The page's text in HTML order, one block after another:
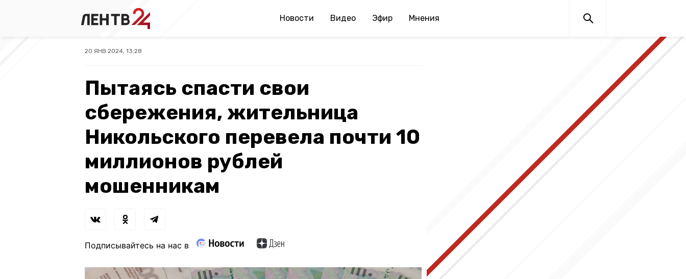
Новости Видео Эфир Мнения
20 ЯНВ 2024, 13:28
Пытаясь спасти свои
сбережения, жительница
Никольского перевела почти 10
миллионов рублей
мошенникам
Подписывайтесь на нас в